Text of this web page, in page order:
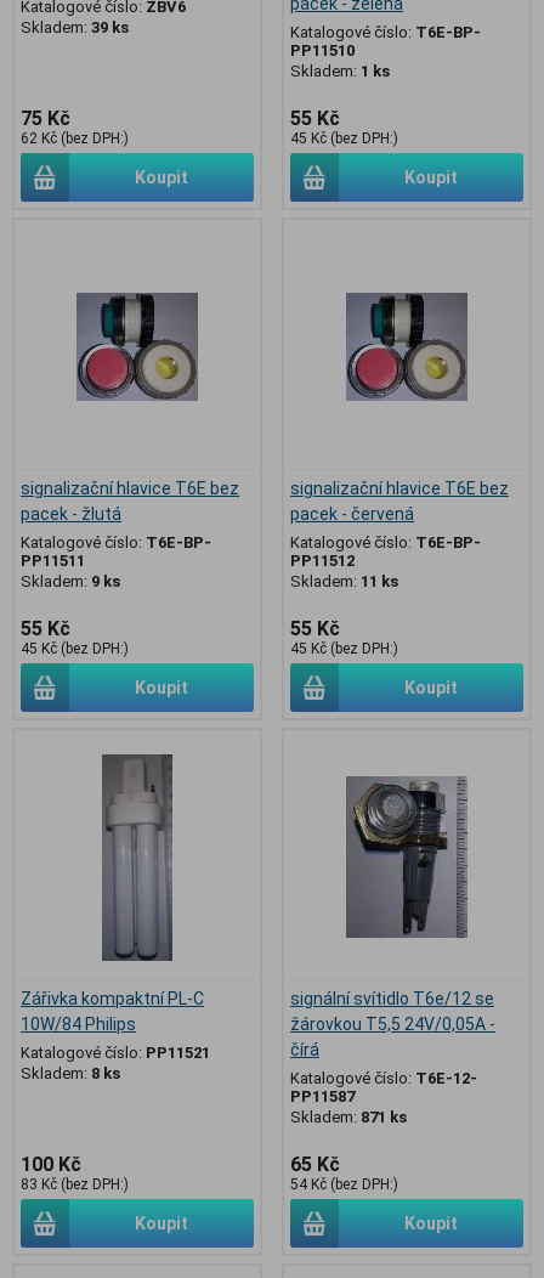
Katalogové číslo: ZBV6
Skladem: 39 ks
75 Kč
62 Kč (bez DPH:)
Koupit
Katalogové číslo: T6E-BP-
PP11510
Skladem: 1 ks
55 Kč
45 Kč (bez DPH:)
Koupit
signalizační hlavice T6E bez
pacek - žlutá
Katalogové číslo: T6E-BP-
PP11511
Skladem: 9 ks
55 Kč
45 Kč (bez DPH:)
Koupit
signalizační hlavice T6E bez
pacek - červená
Katalogové číslo: T6E-BP-
PP11512
Skladem: 11 ks
55 Kč
45 Kč (bez DPH:)
Koupit
Zářivka kompaktní PL-C
10W/84 Philips
Katalogové číslo: PP11521
Skladem: 8 ks
100 Kč
83 Kč (bez DPH:)
Koupit
signální svítidlo T6e/12 se
žárovkou T5,5 24V/0,05A -
čírá
Katalogové číslo: T6E-12-
PP11587
Skladem: 871 ks
65 Kč
54 Kč (bez DPH:)
Koupit